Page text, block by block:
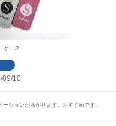
ケース
09/10
ーションがあがります。おすすめです。